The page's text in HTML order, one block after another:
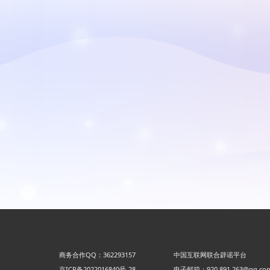
商务合作QQ：362293157
中国互联网联合辟谣平台